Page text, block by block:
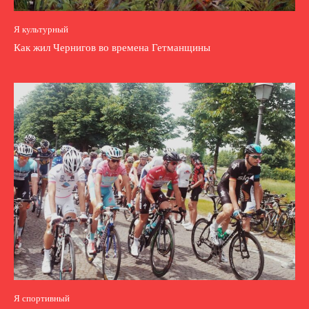
Я культурный
Как жил Чернигов во времена Гетманщины
Я спортивный